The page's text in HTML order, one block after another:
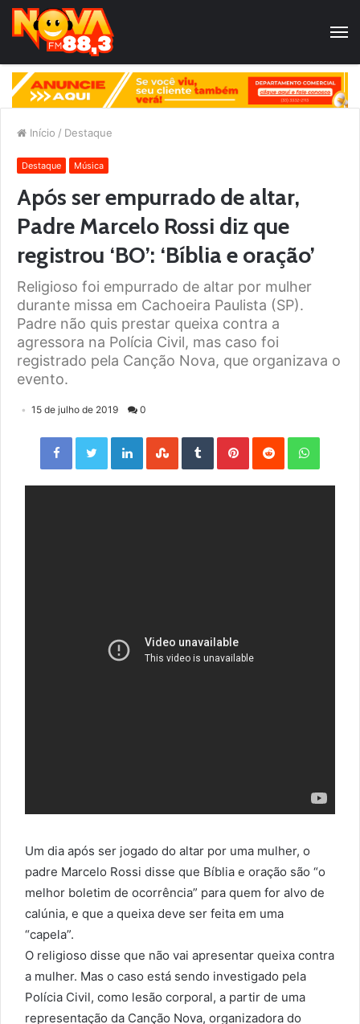
Início / Destaque
Destaque Música
Após ser empurrado de altar,
Padre Marcelo Rossi diz que
registrou ‘BO’: ‘Bíblia e oração’
Religioso foi empurrado de altar por mulher
durante missa em Cachoeira Paulista (SP).
Padre não quis prestar queixa contra a
agressora na Polícia Civil, mas caso foi
registrado pela Canção Nova, que organizava o
evento.
15 de julho de 2019 0
Facebook Twitter LinkedIn StumbleUpon Tumblr Pinterest Reddit
Um dia após ser jogado do altar por uma mulher, o
padre Marcelo Rossi disse que Bíblia e oração são “o
melhor boletim de ocorrência” para quem for alvo de
calúnia, e que a queixa deve ser feita em uma
“capela”.
O religioso disse que não vai apresentar queixa contra
a mulher. Mas o caso está sendo investigado pela
Polícia Civil, como lesão corporal, a partir de uma
representação da Canção Nova, organizadora do